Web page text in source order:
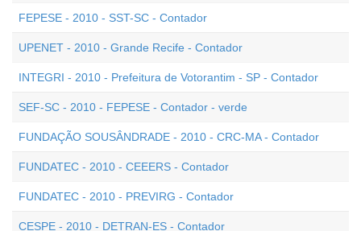
FEPESE - 2010 - SST-SC - Contador
UPENET - 2010 - Grande Recife - Contador
INTEGRI - 2010 - Prefeitura de Votorantim - SP - Contador
SEF-SC - 2010 - FEPESE - Contador - verde
FUNDAÇÃO SOUSÂNDRADE - 2010 - CRC-MA - Contador
FUNDATEC - 2010 - CEEERS - Contador
FUNDATEC - 2010 - PREVIRG - Contador
CESPE - 2010 - DETRAN-ES - Contador